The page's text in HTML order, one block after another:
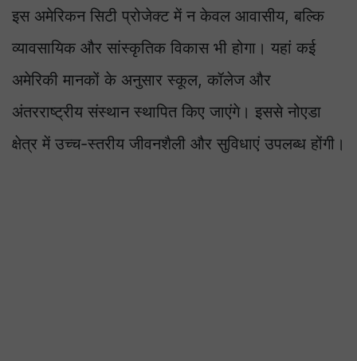
इस अमेरिकन सिटी प्रोजेक्ट में न केवल आवासीय, बल्कि
व्यावसायिक और सांस्कृतिक विकास भी होगा। यहां कई
अमेरिकी मानकों के अनुसार स्कूल, कॉलेज और
अंतरराष्ट्रीय संस्थान स्थापित किए जाएंगे। इससे नोएडा
क्षेत्र में उच्च-स्तरीय जीवनशैली और सुविधाएं उपलब्ध होंगी।